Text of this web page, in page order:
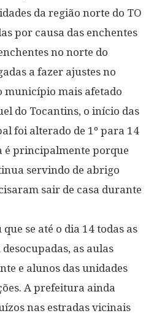
da região norte do TO
por causa das enchentes
no norte do
a fazer ajustes no
município mais afetado
do Tocantins, o início das
foi alterado de 1º para 14
é principalmente porque
servindo de abrigo
sair de casa durante
se até o dia 14 todas as
as aulas
e alunos das unidades
A prefeitura ainda
nas estradas vicinais